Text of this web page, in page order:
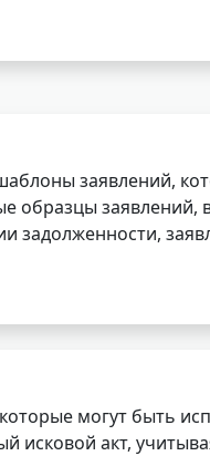
заявлений,
образцы заявлений,
задолженности,
могут быть
исковой акт,